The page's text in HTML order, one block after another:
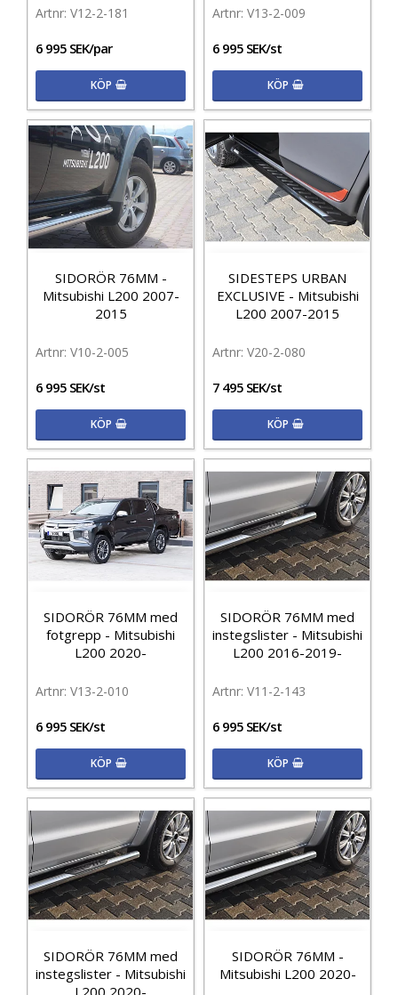
V12-2-181
6 995 SEK/par
KÖP
V13-2-009
6 995 SEK/st
KÖP
SIDORÖR 76MM -
Mitsubishi L200 2007-
2015
V10-2-005
6 995 SEK/st
KÖP
SIDESTEPS URBAN
EXCLUSIVE - Mitsubishi
L200 2007-2015
V20-2-080
7 495 SEK/st
KÖP
SIDORÖR 76MM med
fotgrepp - Mitsubishi
L200 2020-
V13-2-010
6 995 SEK/st
KÖP
SIDORÖR 76MM med
instegslister - Mitsubishi
L200 2016-2019-
V11-2-143
6 995 SEK/st
KÖP
SIDORÖR 76MM med
instegslister - Mitsubishi
L200 2020-
SIDORÖR 76MM -
Mitsubishi L200 2020-